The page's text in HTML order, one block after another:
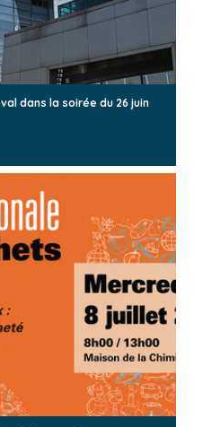
dans la soirée du 26 juin